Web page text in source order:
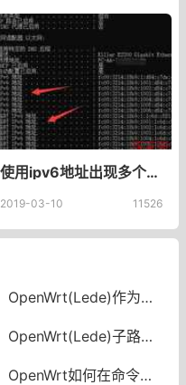
使用ipv6地址出现多个临时ipv6地址，电脑获取到多个临时ipv6地址和ipv6地址的区别
2019-03-10 11526
OpenWrt(Lede)作为子路由中继模式获取IPv6
OpenWrt(Lede)子路由做二级路由中继模式获取IPv6方法
OpenWrt如何在命令行中设置IPv6 命令行配置IPv6